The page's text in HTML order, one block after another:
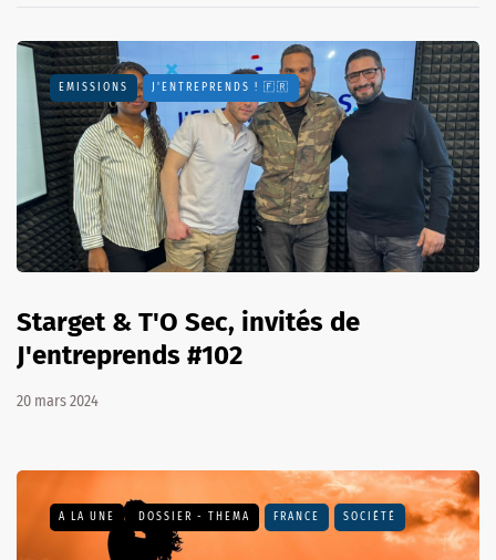
EMISSIONS J'ENTREPRENDS ! 🇫🇷
Starget & T'O Sec, invités de
J'entreprends #102
20 mars 2024
A LA UNE DOSSIER - THEMA FRANCE SOCIÉTÉ